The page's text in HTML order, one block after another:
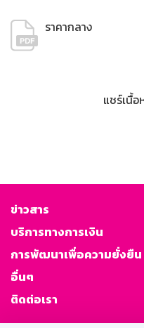
ราคากลาง
แชร์เนื้อ
ข่าวสาร
บริการทางการเงิน
การพัฒนาเพื่อความยั่งยืน
อื่นๆ
ติดต่อเรา